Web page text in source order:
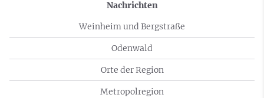
Nachrichten
Weinheim und Bergstraße
Odenwald
Orte der Region
Metropolregion